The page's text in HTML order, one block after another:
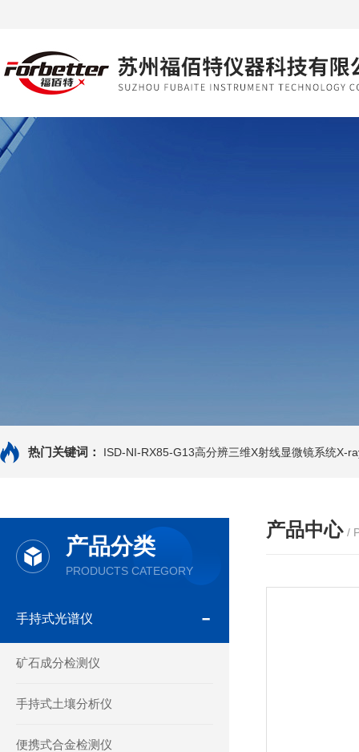
热门关键词： ISD-NI-RX85-G13高分辨三维X射线显微镜系统X-
产品分类
PRODUCTS CATEGORY
手持式光谱仪
矿石成分检测仪
手持式土壤分析仪
便携式合金检测仪
产品中心 /